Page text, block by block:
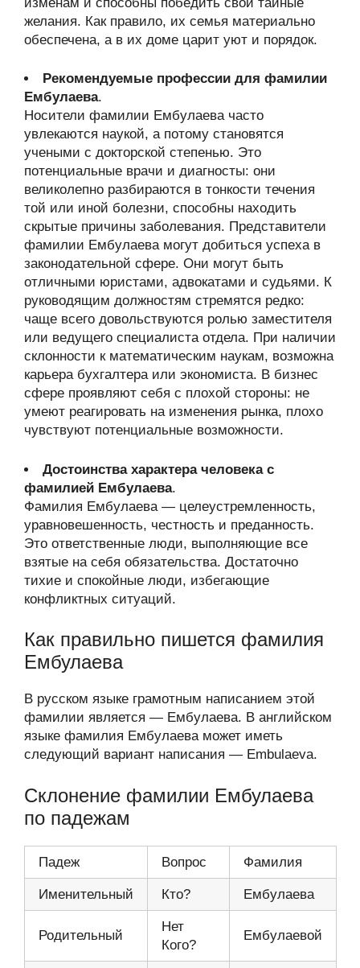
желания. Как правило, их семья материально
обеспечена, а в их доме царит уют и порядок.
Рекомендуемые профессии для фамилии
Ембулаева.
Носители фамилии Ембулаева часто
увлекаются наукой, а потому становятся
учеными с докторской степенью. Это
потенциальные врачи и диагносты: они
великолепно разбираются в тонкости течения
той или иной болезни, способны находить
скрытые причины заболевания. Представители
фамилии Ембулаева могут добиться успеха в
законодательной сфере. Они могут быть
отличными юристами, адвокатами и судьями. К
руководящим должностям стремятся редко:
чаще всего довольствуются ролью заместителя
или ведущего специалиста отдела. При наличии
склонности к математическим наукам, возможна
карьера бухгалтера или экономиста. В бизнес
сфере проявляют себя с плохой стороны: не
умеют реагировать на изменения рынка, плохо
чувствуют потенциальные возможности.
Достоинства характера человека с
фамилией Ембулаева.
Фамилия Ембулаева — целеустремленность,
уравновешенность, честность и преданность.
Это ответственные люди, выполняющие все
взятые на себя обязательства. Достаточно
тихие и спокойные люди, избегающие
конфликтных ситуаций.
Как правильно пишется фамилия
Ембулаева
В русском языке грамотным написанием этой
фамилии является — Ембулаева. В английском
языке фамилия Ембулаева может иметь
следующий вариант написания — Embulaeva.
Склонение фамилии Ембулаева
по падежам
Падеж Вопрос Фамилия
Именительный Кто? Ембулаева
Родительный
Нет
Кого?
Ембулаевой